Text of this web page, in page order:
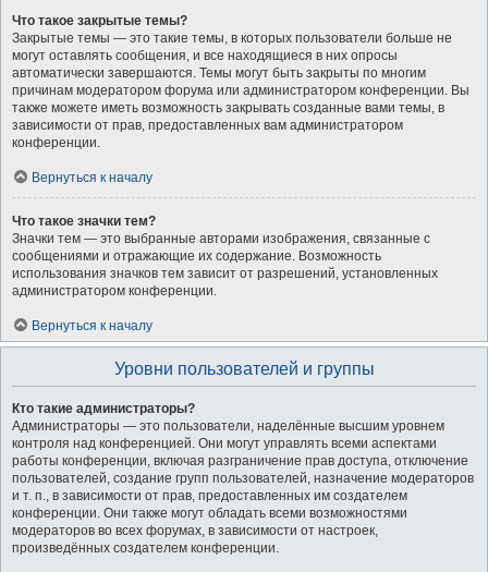
Что такое закрытые темы?
Закрытые темы — это такие темы, в которых пользователи больше не
могут оставлять сообщения, и все находящиеся в них опросы
автоматически завершаются. Темы могут быть закрыты по многим
причинам модератором форума или администратором конференции. Вы
также можете иметь возможность закрывать созданные вами темы, в
зависимости от прав, предоставленных вам администратором
конференции.
Вернуться к началу
Что такое значки тем?
Значки тем — это выбранные авторами изображения, связанные с
сообщениями и отражающие их содержание. Возможность
использования значков тем зависит от разрешений, установленных
администратором конференции.
Вернуться к началу
Уровни пользователей и группы
Кто такие администраторы?
Администраторы — это пользователи, наделённые высшим уровнем
контроля над конференцией. Они могут управлять всеми аспектами
работы конференции, включая разграничение прав доступа, отключение
пользователей, создание групп пользователей, назначение модераторов
и т. п., в зависимости от прав, предоставленных им создателем
конференции. Они также могут обладать всеми возможностями
модераторов во всех форумах, в зависимости от настроек,
произведённых создателем конференции.